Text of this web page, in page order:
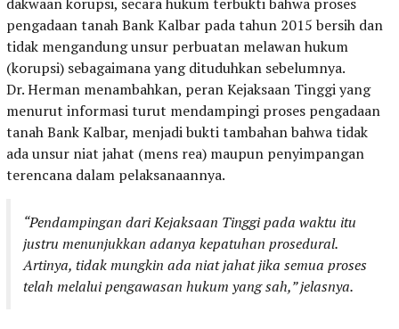
pengadaan tanah Bank Kalbar pada tahun 2015 bersih dan
tidak mengandung unsur perbuatan melawan hukum
(korupsi) sebagaimana yang dituduhkan sebelumnya.
Dr. Herman menambahkan, peran Kejaksaan Tinggi yang
menurut informasi turut mendampingi proses pengadaan
tanah Bank Kalbar, menjadi bukti tambahan bahwa tidak
ada unsur niat jahat (mens rea) maupun penyimpangan
terencana dalam pelaksanaannya.
“Pendampingan dari Kejaksaan Tinggi pada waktu itu
justru menunjukkan adanya kepatuhan prosedural.
Artinya, tidak mungkin ada niat jahat jika semua proses
telah melalui pengawasan hukum yang sah,” jelasnya.